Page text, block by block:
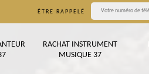
ÊTRE RAPPELÉ
RACHAT INSTRUMENT
MUSIQUE 37